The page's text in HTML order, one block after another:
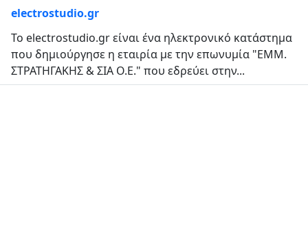
electrostudio.gr
To electrostudio.gr είναι ένα ηλεκτρονικό κατάστημα
που δημιούργησε η εταιρία με την επωνυμία "ΕΜΜ.
ΣΤΡΑΤΗΓΑΚΗΣ & ΣΙΑ Ο.Ε." που εδρεύει στην...